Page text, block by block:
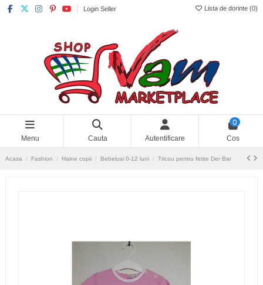
Login Seller Lista de dorinte (0)
Menu Cauta Autentificare
0
Cos
Acasa Fashion Haine copii Bebelusi 0-12 luni Tricou pentru fetite Der Bar